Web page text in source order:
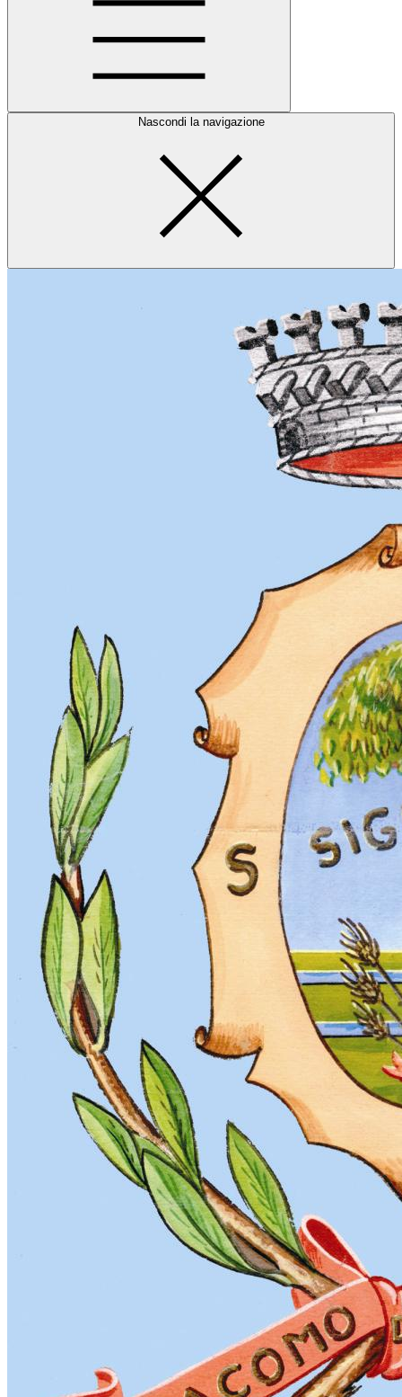
Nascondi la navigazione